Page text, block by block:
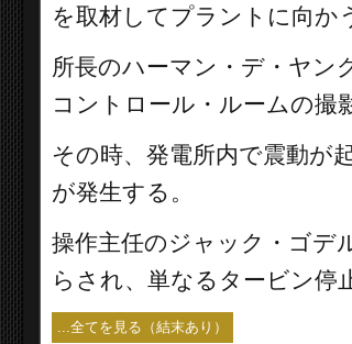
を取材してプラントに向か
所長のハーマン・デ・ヤン
コントロール・ルームの撮
その時、発電所内で震動が
が発生する。
操作主任のジャック・ゴデ
らされ、単なるタービン停
...全てを見る（結末あり）